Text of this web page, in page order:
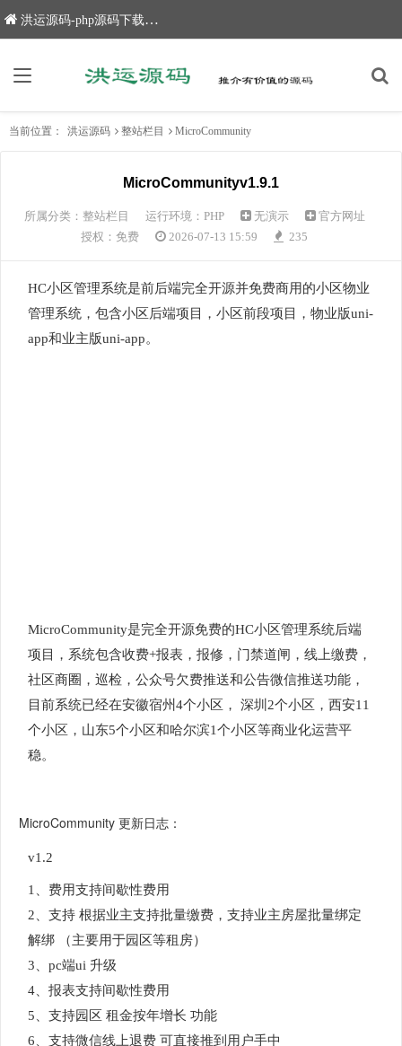
洪运源码-php源码下载,网站源码,网站源码下载
当前位置： 洪运源码 整站栏目 MicroCommunity
MicroCommunityv1.9.1
所属分类： 整站栏目 运行环境：PHP 无演示
官方网址
授权：免费
2026-07-13 15:59 235
HC小区管理系统是前后端完全开源并免费商用的小区物业
管理系统，包含小区后端项目，小区前段项目，物业版uni-
app和业主版uni-app。
MicroCommunity是完全开源免费的HC小区管理系统后端
项目，系统包含收费+报表，报修，门禁道闸，线上缴费，
社区商圈，巡检，公众号欠费推送和公告微信推送功能，
目前系统已经在安徽宿州4个小区， 深圳2个小区，西安11
个小区，山东5个小区和哈尔滨1个小区等商业化运营平
稳。
MicroCommunity 更新日志：
v1.2
1、费用支持间歇性费用
2、支持 根据业主支持批量缴费，支持业主房屋批量绑定
解绑 （主要用于园区等租房）
3、pc端ui 升级
4、报表支持间歇性费用
5、支持园区 租金按年增长 功能
6、支持微信线上退费 可直接推到用户手中